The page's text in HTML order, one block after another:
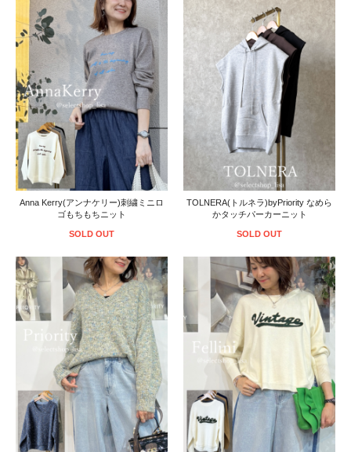
Anna Kerry(アンナケリー)刺繍ミニロ
ゴもちもちニット
SOLD OUT
TOLNERA(トルネラ)byPriority なめら
かタッチパーカーニット
SOLD OUT